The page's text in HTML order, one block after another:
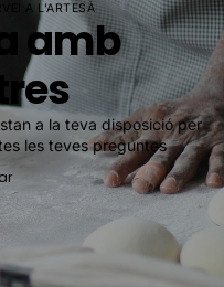
A L'ARTESÀ
amb
a la teva disposició per
les teves preguntes